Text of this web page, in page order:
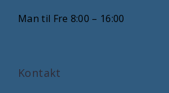
Man til Fre 8:00 – 16:00
Kontakt